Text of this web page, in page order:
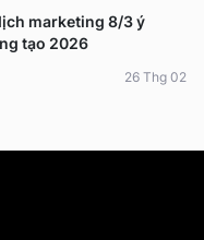
marketing 8/3 ý
tạo 2026
26 Thg 02